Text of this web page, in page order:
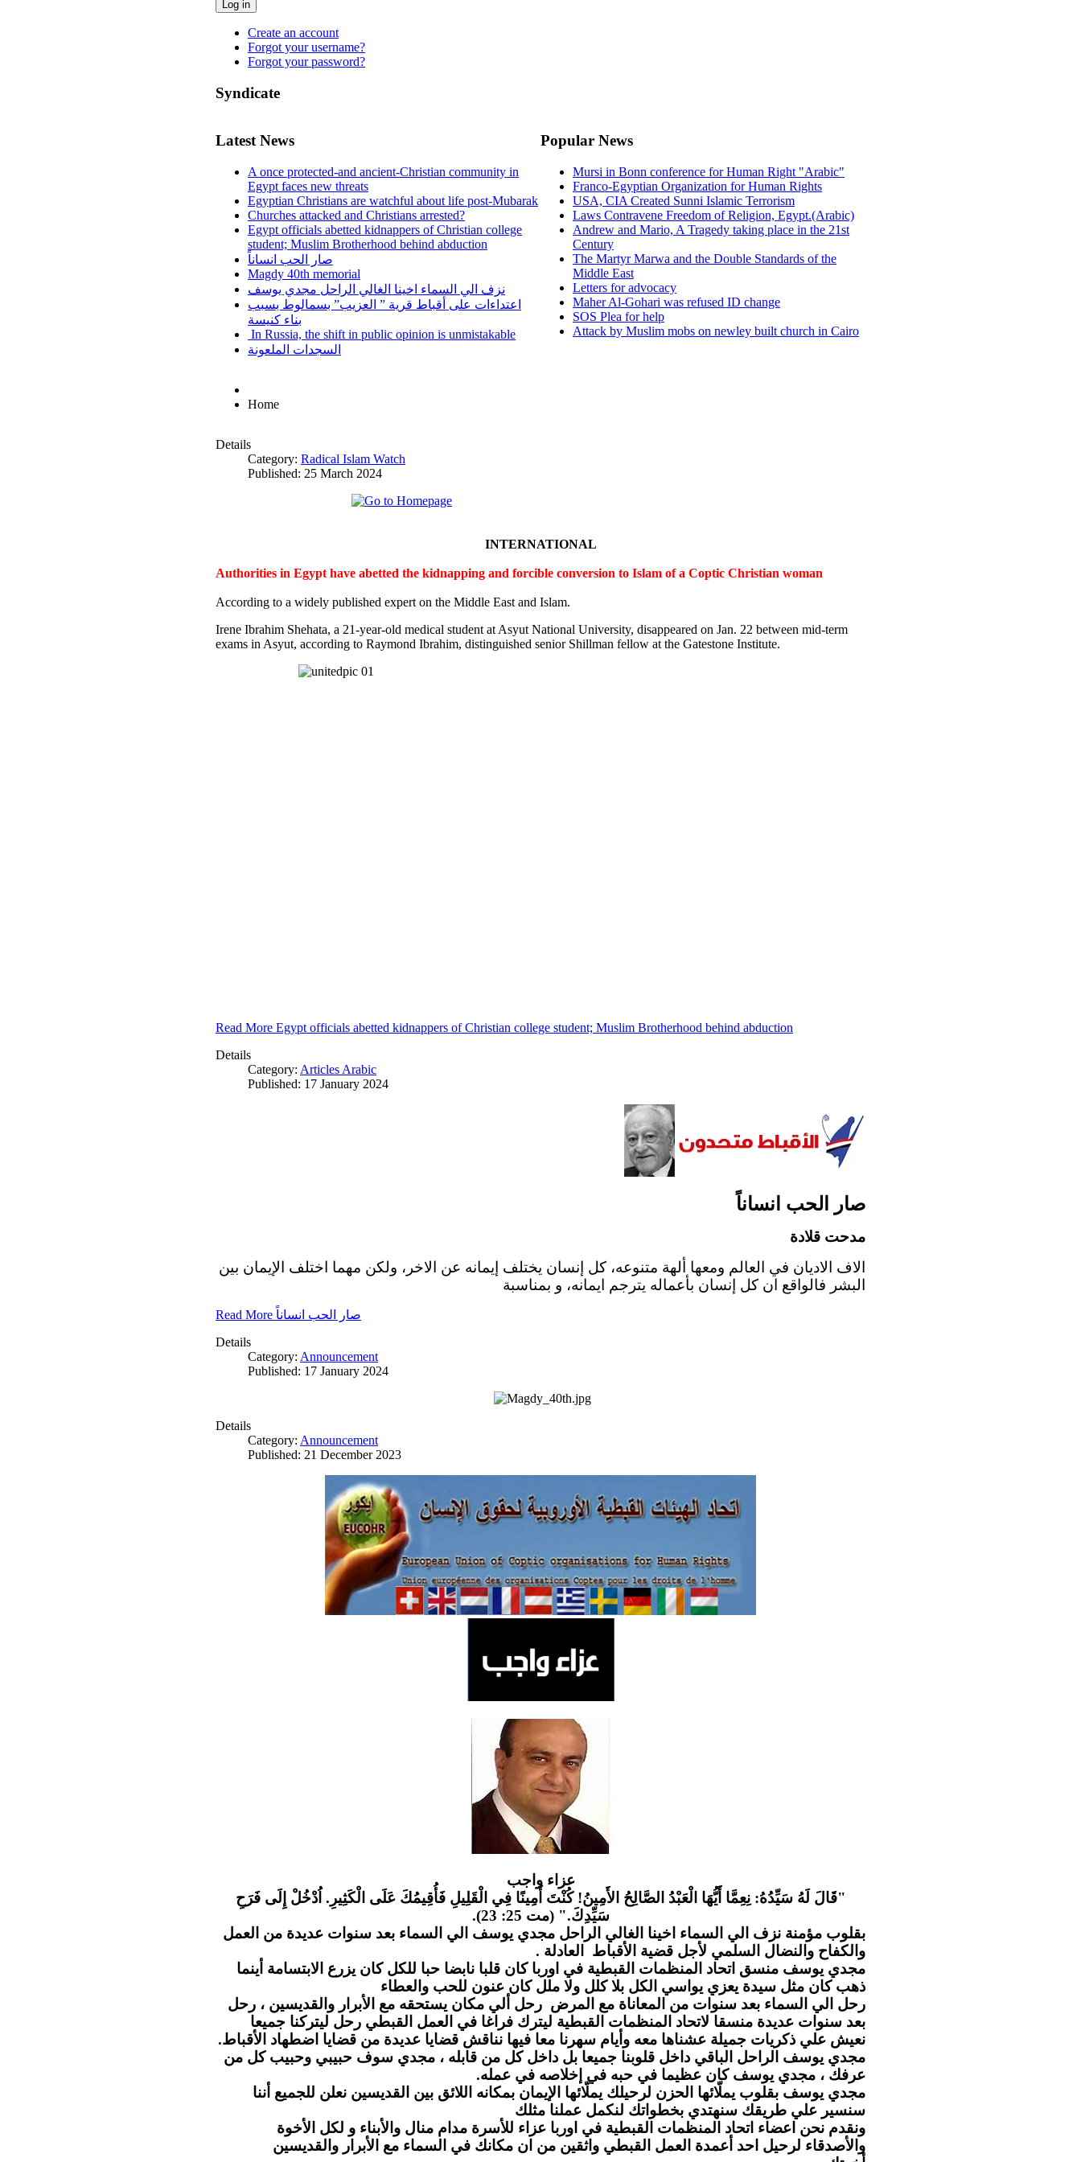
Log in
Create an account
Forgot your username?
Forgot your password?
Syndicate
Latest News
A once protected-and ancient-Christian community in
Egypt faces new threats
Egyptian Christians are watchful about life post-Mubarak
Churches attacked and Christians arrested?
Egypt officials abetted kidnappers of Christian college
student; Muslim Brotherhood behind abduction
صار الحب انساناً
Magdy 40th memorial
نزف الي السماء اخينا الغالي الراحل مجدي يوسف
اعتداءات على أقباط قرية ” العزيب” بسمالوط بسبب
بناء كنيسة
In Russia, the shift in public opinion is unmistakable
السجدات الملعونة
Popular News
Mursi in Bonn conference for Human Right "Arabic"
Franco-Egyptian Organization for Human Rights
USA, CIA Created Sunni Islamic Terrorism
Laws Contravene Freedom of Religion, Egypt.(Arabic)
Andrew and Mario, A Tragedy taking place in the 21st
Century
The Martyr Marwa and the Double Standards of the
Middle East
Letters for advocacy
Maher Al-Gohari was refused ID change
SOS Plea for help
Attack by Muslim mobs on newley built church in Cairo
Home
Details
Category: Radical Islam Watch
Published: 25 March 2024
INTERNATIONAL
Authorities in Egypt have abetted the kidnapping and forcible conversion to Islam of a Coptic Christian woman
According to a widely published expert on the Middle East and Islam.
Irene Ibrahim Shehata, a 21-year-old medical student at Asyut National University, disappeared on Jan. 22 between mid-term
exams in Asyut, according to Raymond Ibrahim, distinguished senior Shillman fellow at the Gatestone Institute.
Read More Egypt officials abetted kidnappers of Christian college student; Muslim Brotherhood behind abduction
Details
Category: Articles Arabic
Published: 17 January 2024
صار الحب انساناً
مدحت قلادة
الاف الاديان في العالم ومعها ألهة متنوعه، كل إنسان يختلف إيمانه عن الاخر، ولكن مهما اختلف الإيمان بين
البشر فالواقع ان كل إنسان بأعماله يترجم ايمانه، و بمناسبة
Read More صار الحب انساناً
Details
Category: Announcement
Published: 17 January 2024
Details
Category: Announcement
Published: 21 December 2023
عزاء واجب
"قَالَ لَهُ سَيِّدُهُ: نِعِمَّا أَيُّهَا الْعَبْدُ الصَّالِحُ الأَمِينُ! كُنْتَ أَمِينًا فِي الْقَلِيلِ فَأُقِيمُكَ عَلَى الْكَثِيرِ. اُدْخُلْ إِلَى فَرَحِ
سَيِّدِكَ." (مت 25: 23).
بقلوب مؤمنة نزف الي السماء اخينا الغالي الراحل مجدي يوسف الي السماء بعد سنوات عديدة من العمل
والكفاح والنضال السلمي لأجل قضية الأقباط العادلة .
مجدي يوسف منسق اتحاد المنظمات القبطية في اوربا كان قلبا نابضا حبا للكل كان يزرع الابتسامة أينما
ذهب كان مثل سيدة يعزي يواسي الكل بلا كلل ولا ملل كان عنون للحب والعطاء
رحل الي السماء بعد سنوات من المعاناة مع المرض رحل ألي مكان يستحقه مع الأبرار والقديسين ، رحل
بعد سنوات عديدة منسقا لاتحاد المنظمات القبطية ليترك فراغا في العمل القبطي رحل ليتركنا جميعا
نعيش علي ذكريات جميلة عشناها معه وأيام سهرنا معا فيها نناقش قضايا عديدة من قضايا اضطهاد الأقباط.
مجدي يوسف الراحل الباقي داخل قلوبنا جميعا بل داخل كل من قابله ، مجدي سوف حبيبي وحبيب كل من
عرفك ، مجدي يوسف كان عظيما في حبه في إخلاصه في عمله.
مجدي يوسف بقلوب يملّائها الحزن لرحيلك يملّائها الإيمان بمكانه اللائق بين القديسين نعلن للجميع أننا
سنسير علي طريقك سنهتدي بخطواتك لنكمل عملنا مثلك
ونقدم نحن اعضاء اتحاد المنظمات القبطية في اوربا عزاء للأسرة مدام منال والأبناء و لكل الأخوة
والأصدقاء لرحيل احد أعمدة العمل القبطي واثقين من ان مكانك في السماء مع الأبرار والقديسين